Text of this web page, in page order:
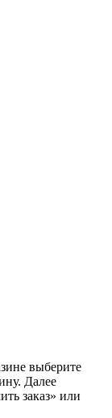
выберите
Далее
заказ» или